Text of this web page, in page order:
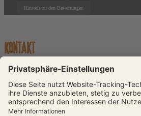
Hinweis zu den Bewertungen
KONTAKT
Telefon: +49 (0)231 589792-0E-Mail:
info@reisenmitsinnen.de
Auswahl schließen